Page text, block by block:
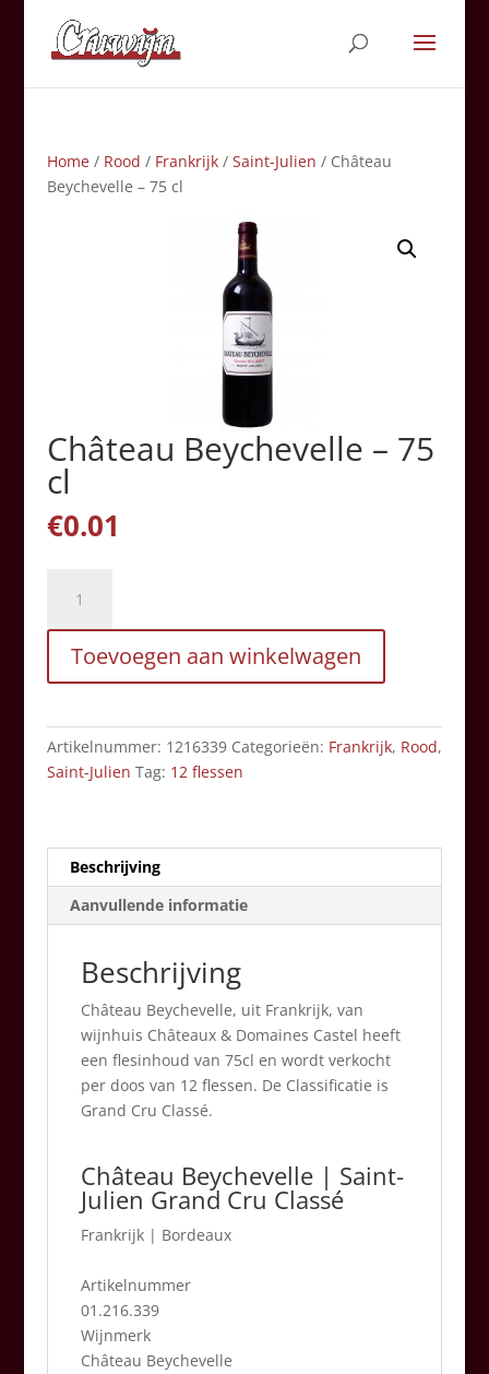
Home/ Rood / Frankrijk/ Saint-Julien / Château
Beychevelle – 75 cl
Château Beychevelle – 75
cl
€0.01
Beychevelle
-
cl
Toevoegen aan winkelwagen
Artikelnummer: 1216339 Categorieën: Frankrijk, Rood,
Saint-Julien Tag: 12 flessen
Beschrijving
Aanvullende informatie
Beschrijving
Château Beychevelle, uit Frankrijk, van
wijnhuis Châteaux & Domaines Castel heeft
een flesinhoud van 75cl en wordt verkocht
per doos van 12 flessen. De Classificatie is
Grand Cru Classé.
Château Beychevelle | Saint-
Julien Grand Cru Classé
Frankrijk| Bordeaux
Artikelnummer
01.216.339
Wijnmerk
Château Beychevelle